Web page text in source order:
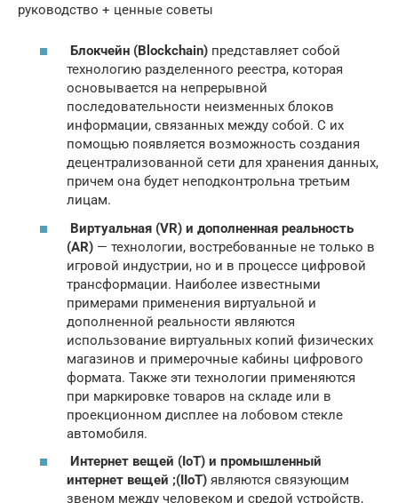
руководство + ценные советы
Блокчейн (Blockchain) представляет собой
технологию разделенного реестра, которая
основывается на непрерывной
последовательности неизменных блоков
информации, связанных между собой. С их
помощью появляется возможность создания
децентрализованной сети для хранения данных,
причем она будет неподконтрольна третьим
лицам.
Виртуальная (VR) и дополненная реальность
(AR) — технологии, востребованные не только в
игровой индустрии, но и в процессе цифровой
трансформации. Наиболее известными
примерами применения виртуальной и
дополненной реальности являются
использование виртуальных копий физических
магазинов и примерочные кабины цифрового
формата. Также эти технологии применяются
при маркировке товаров на складе или в
проекционном дисплее на лобовом стекле
автомобиля.
Интернет вещей (IoT) и промышленный
интернет вещей ;(IIoT) являются связующим
звеном между человеком и средой устройств,